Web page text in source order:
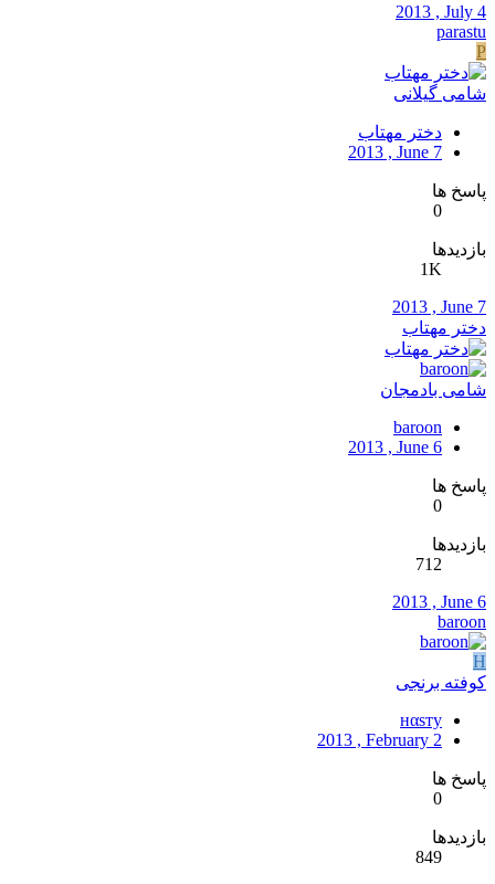
2013 , July 4
parastu
P
شامی گیلانی
دختر مهتاب
2013 , June 7
پاسخ ها
0
بازدیدها
1K
2013 , June 7
دختر مهتاب
شامی بادمجان
baroon
2013 , June 6
پاسخ ها
0
بازدیدها
712
2013 , June 6
baroon
Н
کوفته برنجی
нαѕту
2013 , February 2
پاسخ ها
0
بازدیدها
849